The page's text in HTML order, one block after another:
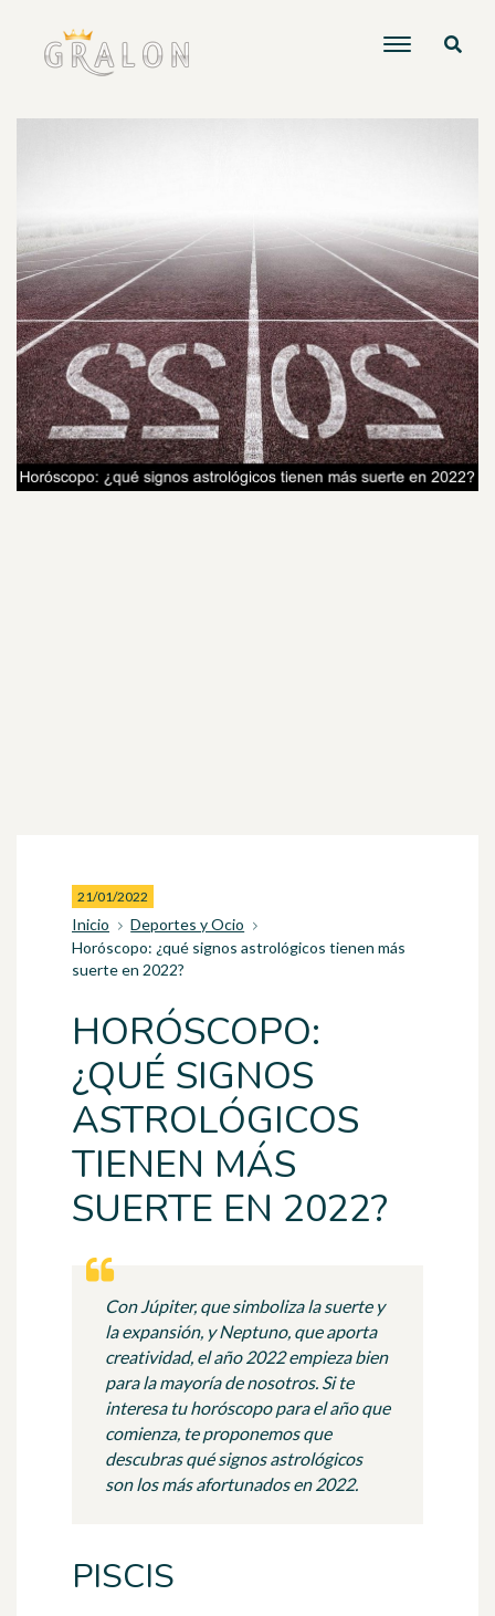
21/01/2022
Inicio
Deportes y Ocio
Horóscopo: ¿qué signos astrológicos tienen más
suerte en 2022?
HORÓSCOPO:
¿QUÉ SIGNOS
ASTROLÓGICOS
TIENEN MÁS
SUERTE EN 2022?
Con Júpiter, que simboliza la suerte y
la expansión, y Neptuno, que aporta
creatividad, el año 2022 empieza bien
para la mayoría de nosotros. Si te
interesa tu horóscopo para el año que
comienza, te proponemos que
descubras qué signos astrológicos
son los más afortunados en 2022.
PISCIS